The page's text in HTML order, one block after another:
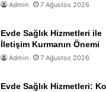
Admin 7 Ağustos 2026
Evde Sağlık Hizmetleri ile
İletişim Kurmanın Önemi
Admin 7 Ağustos 2026
Evde Sağlık Hizmetleri: